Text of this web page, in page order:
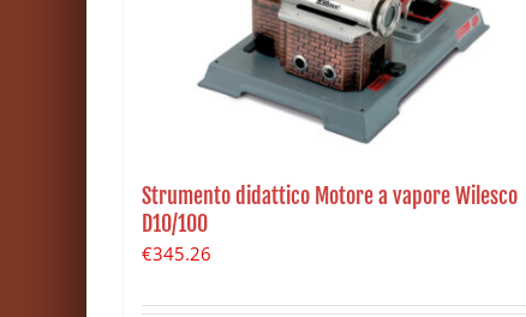
Strumento didattico Motore a vapore Wilesco
D10/100
€345.26